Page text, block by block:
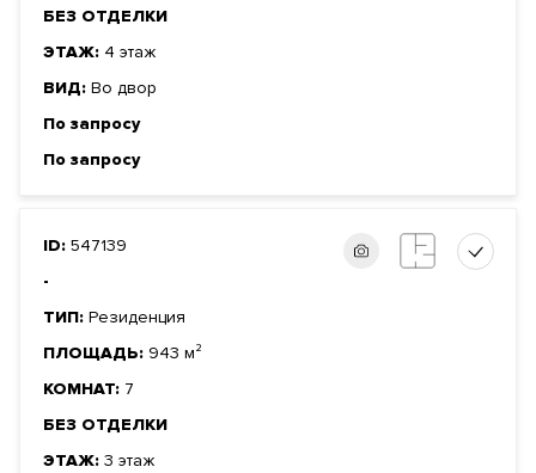
БЕЗ ОТДЕЛКИ
ЭТАЖ: 4 этаж
ВИД: Во двор
По запросу
По запросу
ID: 547139
-
ТИП: Резиденция
ПЛОЩАДЬ: 943 м²
КОМНАТ: 7
БЕЗ ОТДЕЛКИ
ЭТАЖ: 3 этаж